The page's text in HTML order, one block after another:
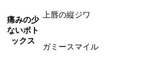
痛みの少
ないボト
ックス
上唇の縦ジワ
ガミースマイル